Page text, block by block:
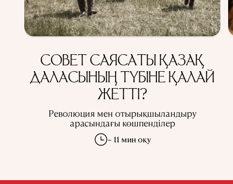
СОВЕТ САЯСАТЫ ҚАЗАҚ
ДАЛАСЫНЫҢ ТҮБІНЕ ҚАЛАЙ
ЖЕТТІ?
Революция мен отырықшыландыру
арасындағы көшпенділер
~ 11 мин оқу